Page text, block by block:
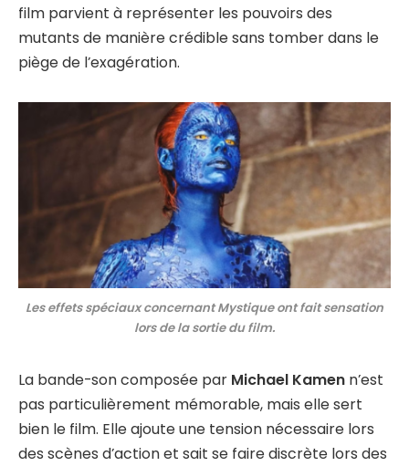
film parvient à représenter les pouvoirs des
mutants de manière crédible sans tomber dans le
piège de l’exagération.
Les effets spéciaux concernant Mystique ont fait sensation
lors de la sortie du film.
La bande-son composée par Michael Kamen n’est
pas particulièrement mémorable, mais elle sert
bien le film. Elle ajoute une tension nécessaire lors
des scènes d’action et sait se faire discrète lors des